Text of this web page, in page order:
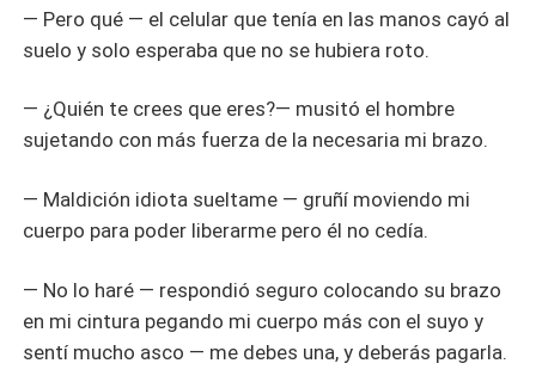
— Pero qué — el celular que tenía en las manos cayó al
suelo y solo esperaba que no se hubiera roto.
— ¿Quién te crees que eres?— musitó el hombre
sujetando con más fuerza de la necesaria mi brazo.
— Maldición idiota sueltame — gruñí moviendo mi
cuerpo para poder liberarme pero él no cedía.
— No lo haré — respondió seguro colocando su brazo
en mi cintura pegando mi cuerpo más con el suyo y
sentí mucho asco — me debes una, y deberás pagarla.